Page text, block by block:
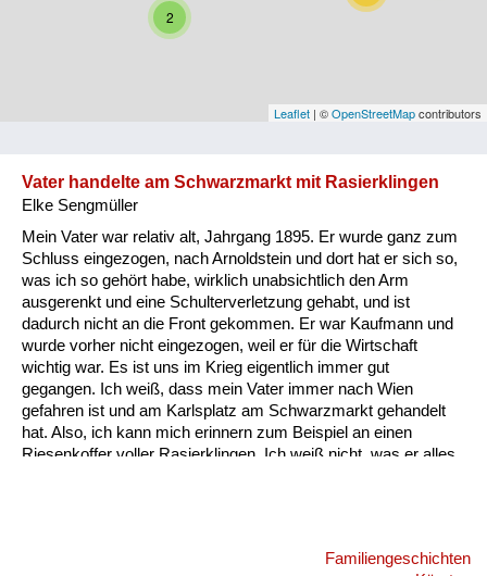
Vorarlberg
Besatzungsmächte
Frauen, Mütter, Kinder
Versorgung
Heimkehrer
Fluchtgeschichten
Wiederaufbau und
2
Leaflet | ©OpenStreetMapcontributors
Vater handelte am Schwarzmarkt mit Rasierklingen
Elke Sengmüller
Mein Vater war relativ alt, Jahrgang 1895. Er wurde ganz zum
Schluss eingezogen, nach Arnoldstein und dort hat er sich so,
was ich so gehört habe, wirklich unabsichtlich den Arm
ausgerenkt und eine Schulterverletzung gehabt, und ist
dadurch nicht an die Front gekommen. Er war Kaufmann und
wurde vorher nicht eingezogen, weil er für die Wirtschaft
wichtig war. Es ist uns im Krieg eigentlich immer gut
gegangen. Ich weiß, dass mein Vater immer nach Wien
gefahren ist und am Karlsplatz am Schwarzmarkt gehandelt
hat. Also, ich kann mich erinnern zum Beispiel an einen
Riesenkoffer voller Rasierklingen. Ich weiß nicht, was er alles
Familiengeschichten